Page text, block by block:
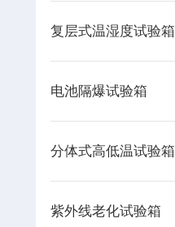
复层式温湿度试验箱
电池隔爆试验箱
分体式高低温试验箱
紫外线老化试验箱